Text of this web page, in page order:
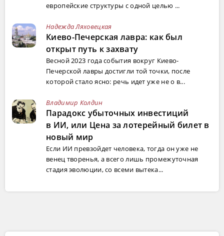
европейские структуры с одной целью ...
Надежда Ляховецкая
Киево-Печерская лавра: как был
открыт путь к захвату
Весной 2023 года события вокруг Киево-
Печерской лавры достигли той точки, после
которой стало ясно: речь идет уже не о в...
Владимир Колдин
Парадокс убыточных инвестиций
в ИИ, или Цена за лотерейный билет в
новый мир
Если ИИ превзойдет человека, тогда он уже не
венец творенья, а всего лишь промежуточная
стадия эволюции, со всеми вытека...